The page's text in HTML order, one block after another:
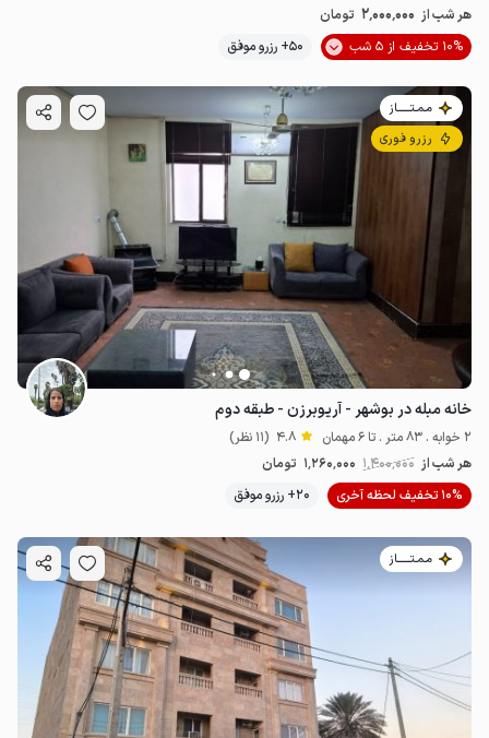
3.99میلیون ت
4.9
2میلیون ت 4.7
3
هر شب از 2٬000٬000 تومان
10% تخفیف از 5 شب
50+ رزرو موفق
مـمـتــــــاز
رزرو فوری
خانه مبله در بوشهر - آریوبرزن - طبقه دوم
2 خوابه . 83 متر . تا 6 مهمان 4.8 (11 نظر)
هر شب از 1٬400٬000 1٬260٬000 تومان
10% تخفیف لحظه آخری
20+ رزرو موفق
مـمـتــــــاز